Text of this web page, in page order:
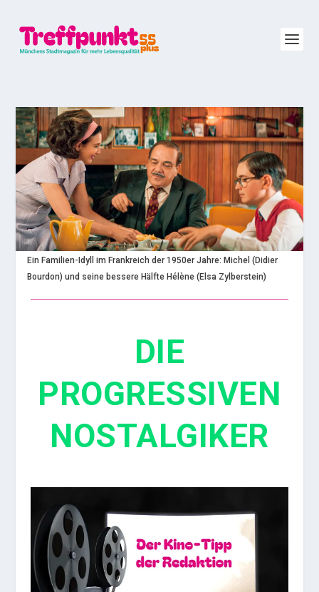
Ein Familien-Idyll im Frankreich der 1950er Jahre: Michel (Didier
Bourdon) und seine bessere Hälfte Hélène (Elsa Zylberstein)
DIE
PROGRESSIVEN
NOSTALGIKER